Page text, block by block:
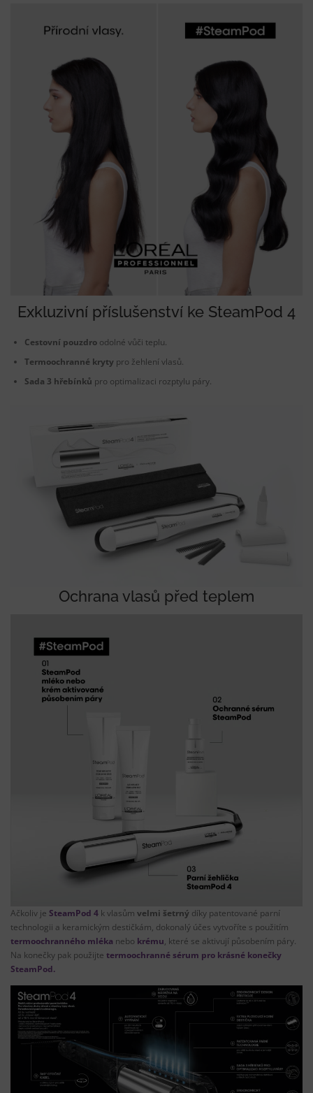
Exkluzivní příslušenství ke SteamPod 4
Cestovní pouzdro odolné vůči teplu.
Termoochranné kryty pro žehlení vlasů.
Sada 3 hřebínků pro optimalizaci rozptylu páry.
Ochrana vlasů před teplem
Ačkoliv je SteamPod 4 k vlasům velmi šetrný díky patentované parní
technologii a keramickým destičkám, dokonalý účes vytvoříte s použitím
termoochranného mléka nebo krému, které se aktivují působením páry.
Na konečky pak použijte termoochranné sérum pro krásné konečky
SteamPod.